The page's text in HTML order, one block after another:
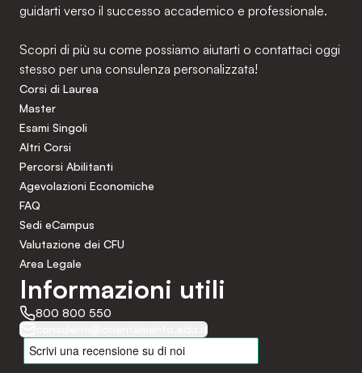
guidarti verso il successo accademico e professionale.
Scopri di più su come possiamo aiutarti o contattaci oggi
stesso per una consulenza personalizzata!
Corsi di Laurea
Master
Esami Singoli
Altri Corsi
Percorsi Abilitanti
Agevolazioni Economiche
FAQ
Sedi eCampus
Valutazione dei CFU
Area Legale
Informazioni utili
800 800 550
consulenti@orientamento.edu.it